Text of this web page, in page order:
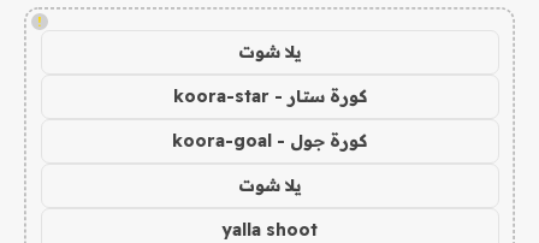
!
يلا شوت
كورة ستار - koora-star
كورة جول - koora-goal
يلا شوت
yalla shoot